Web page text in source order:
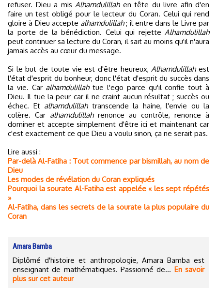
refuser. Dieu a mis Alhamdulillahen tête du livre afin d'en
faire un test obligé pour le lecteur du Coran. Celui qui rend
gloire à Dieu accepte alhamdulillah; il entre dans le Livre par
la porte de la bénédiction. Celui qui rejette Alhamdulillah
peut continuer sa lecture du Coran, il sait au moins qu'il n'aura
jamais accès au cœur du message.
Si le but de toute vie est d'être heureux,Alhamdulillahest
l'état d'esprit du bonheur, donc l'état d'esprit du succès dans
la vie. Car alhamdulillahtue l'ego parce qu'il confie tout à
Dieu. Il tue la peur car il ne craint aucun résultat ; succès ou
échec. Et alhamdulillahtranscende la haine, l'envie ou la
colère. Car alhamdulillahrenonce au contrôle, renonce à
dominer et accepte simplement d'être ici et maintenant car
c'est exactement ce que Dieu a voulu sinon, ça ne serait pas.
Lire aussi :
Par-delà Al-Fatiha : Tout commence par bismillah, au nom de
Dieu
Les modes de révélation du Coran expliqués
Pourquoi la sourate Al-Fatiha est appelée « les sept répétés
»
Al-Fatiha, dans les secrets de la sourate la plus populaire du
Coran
Amara Bamba
Diplômé d'histoire et anthropologie, Amara Bamba est
enseignant de mathématiques. Passionné de... En savoir
plus sur cet auteur